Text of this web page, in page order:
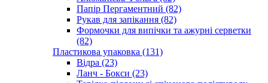
Папір Пергаментний (82)
Рукав для запікання (82)
Формочки для випічки та ажурні серветки
(82)
Пластикова упаковка (131)
Відра (23)
Ланч - Бокси (23)